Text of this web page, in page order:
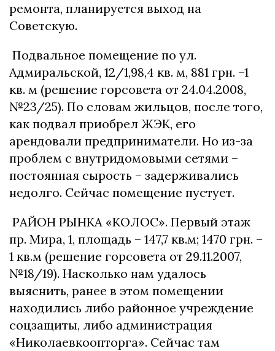
ремонта, планируется выход на
Советскую.
Подвальное помещение по ул.
Адмиральской, 12/1,98,4 кв. м, 881 грн. –1
кв. м (решение горсовета от 24.04.2008,
№23/25). По словам жильцов, после того,
как подвал приобрел ЖЭК, его
арендовали предприниматели. Но из-за
проблем с внутридомовыми сетями –
постоянная сырость – задерживались
недолго. Сейчас помещение пустует.
РАЙОН РЫНКА «КОЛОС». Первый этаж
пр. Мира, 1, площадь – 147,7 кв.м; 1470 грн. –
1 кв.м (решение горсовета от 29.11.2007,
№18/19). Насколько нам удалось
выяснить, ранее в этом помещении
находились либо районное учреждение
соцзащиты, либо администрация
«Николаевкоопторга». Сейчас там